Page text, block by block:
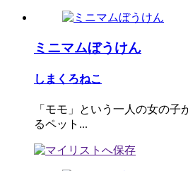
ミニマムぼうけん
しまくろねこ
「モモ」という一人の女の
るペット...